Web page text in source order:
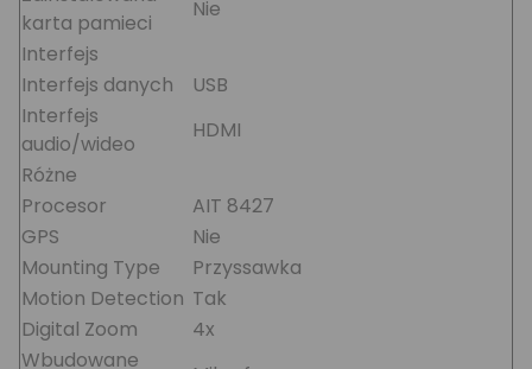
karta pamieci
Nie
Interfejs
Interfejs danych
USB
Interfejs
audio/wideo
HDMI
Różne
Procesor
AIT 8427
GPS
Nie
Mounting Type
Przyssawka
Motion Detection Tak
Digital Zoom
4x
Wbudowane